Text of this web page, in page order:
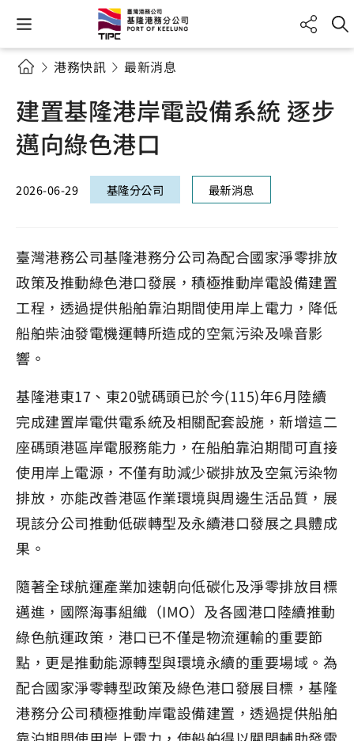
港務快訊 最新消息
建置基隆港岸電設備系統 逐步
邁向綠色港口
2026-06-29 基隆分公司 最新消息
臺灣港務公司基隆港務分公司為配合國家淨零排放
政策及推動綠色港口發展，積極推動岸電設備建置
工程，透過提供船舶靠泊期間使用岸上電力，降低
船舶柴油發電機運轉所造成的空氣污染及噪音影
響。
基隆港東17、東20號碼頭已於今(115)年6月陸續
完成建置岸電供電系統及相關配套設施，新增這二
座碼頭港區岸電服務能力，在船舶靠泊期間可直接
使用岸上電源，不僅有助減少碳排放及空氣污染物
排放，亦能改善港區作業環境與周邊生活品質，展
現該分公司推動低碳轉型及永續港口發展之具體成
果。
隨著全球航運產業加速朝向低碳化及淨零排放目標
邁進，國際海事組織（IMO）及各國港口陸續推動
綠色航運政策，港口已不僅是物流運輸的重要節
點，更是推動能源轉型與環境永續的重要場域。為
配合國家淨零轉型政策及綠色港口發展目標，基隆
港務分公司積極推動岸電設備建置，透過提供船舶